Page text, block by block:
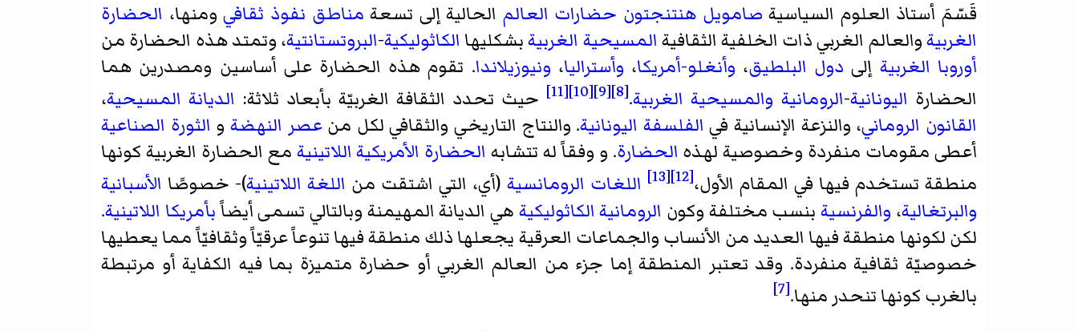
قَسّمَ أستاذ العلوم السياسية صامويل هنتنجتون حضارات العالم الحالية إلى تسعة مناطق نفوذ ثقافيومنها، الحضارة
الغربيةوالعالم الغربي ذات الخلفية الثقافية المسيحية الغربيةبشكليها الكاثوليكية-البروتستانتية، وتمتد هذه الحضارة من
أوروبا الغربية إلى دول البلطيق، وأنغلو-أمريكا، وأستراليا، ونيوزيلاندا. تقوم هذه الحضارة على أساسين ومصدرين هما
الحضارة اليونانية-الرومانية والمسيحية الغربية.
[8]
[9]
[10]
[11] حيث تحدد الثقافة الغربيّة بأبعاد ثلاثة: الديانة المسيحية،
القانون الروماني، والنزعة الإنسانية في الفلسفة اليونانية. والنتاج التاريخي والثقافي لكل منعصر النهضةو الثورة الصناعية
أعطى مقومات منفردة وخصوصية لهذه الحضارة. و وفقاً له تتشابه الحضارة الأمريكية اللاتينية مع الحضارة الغربية كونها
منطقة تستخدم فيها في المقام الأول،[12]
[13] اللغات الرومانسية (أي، التي اشتقت من اللغة اللاتينية)- خصوصًا الأسبانية
والبرتغالية، والفرنسيةبنسب مختلفة وكون الرومانية الكاثوليكية هي الديانة المهيمنة وبالتالي تسمى أيضاًبأمريكا اللاتينية.
لكن لكونها منطقة فيها العديد من الأنساب والجماعات العرقية يجعلها ذلك منطقة فيها تنوعاً عرقيّاً وثقافيّاً مما يعطيها
خصوصيّة ثقافية منفردة. وقد تعتبر المنطقة إما جزء من العالم الغربي أو حضارة متميزة بما فيه الكفاية أو مرتبطة
بالغرب كونها تنحدر منها.[7]